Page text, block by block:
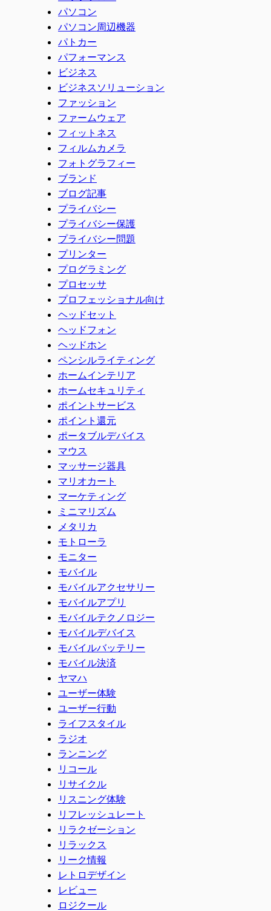
パソコン
パソコン周辺機器
パトカー
パフォーマンス
ビジネス
ビジネスソリューション
ファッション
ファームウェア
フィットネス
フィルムカメラ
フォトグラフィー
ブランド
ブログ記事
プライバシー
プライバシー保護
プライバシー問題
プリンター
プログラミング
プロセッサ
プロフェッショナル向け
ヘッドセット
ヘッドフォン
ヘッドホン
ペンシルライティング
ホームインテリア
ホームセキュリティ
ポイントサービス
ポイント還元
ポータブルデバイス
マウス
マッサージ器具
マリオカート
マーケティング
ミニマリズム
メタリカ
モトローラ
モニター
モバイル
モバイルアクセサリー
モバイルアプリ
モバイルテクノロジー
モバイルデバイス
モバイルバッテリー
モバイル決済
ヤマハ
ユーザー体験
ユーザー行動
ライフスタイル
ラジオ
ランニング
リコール
リサイクル
リスニング体験
リフレッシュレート
リラクゼーション
リラックス
リーク情報
レトロデザイン
レビュー
ロジクール